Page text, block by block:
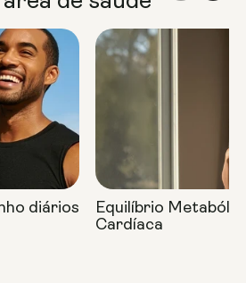
diários
Equilíbrio
Cardíaca